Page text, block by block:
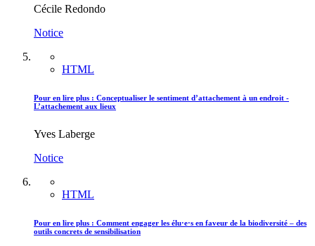
Cécile Redondo
Notice
HTML
Pour en lire plus : Conceptualiser le sentiment d’attachement à un endroit -
L’attachement aux lieux
Yves Laberge
Notice
HTML
Pour en lire plus : Comment engager les élu·e·s en faveur de la biodiversité – des
outils concrets de sensibilisation